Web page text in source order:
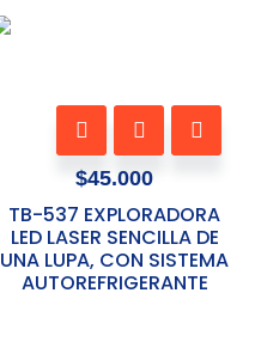
producto
$45.000
TB-537 EXPLORADORA
LED LASER SENCILLA DE
UNA LUPA, CON SISTEMA
AUTOREFRIGERANTE